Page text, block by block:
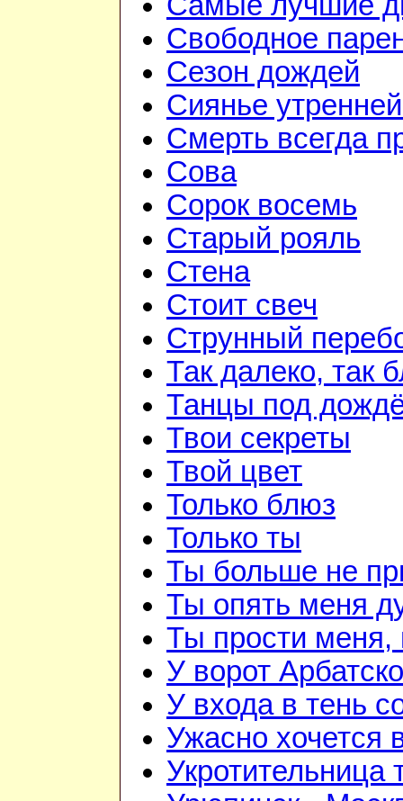
Свободное
Сезон дождей
Сиянье
Смерть всегда
Сова
Сорок восемь
Старый рояль
Стена
Стоит свеч
Струнный
Так далеко, так
Танцы под
Твои секреты
Твой цвет
Только блюз
Только ты
Ты больше не
Ты опять меня
Ты прости
У ворот
У входа в тень
Ужасно хочется
Укротительница